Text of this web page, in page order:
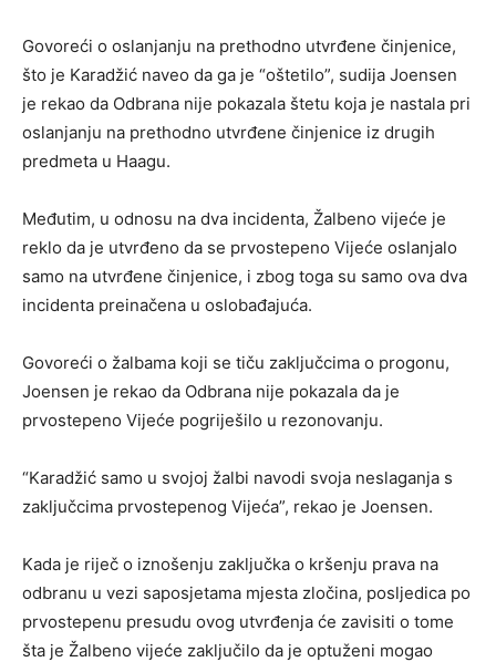
Govoreći o oslanjanju na prethodno utvrđene činjenice,
što je Karadžić naveo da ga je “oštetilo”, sudija Joensen
je rekao da Odbrana nije pokazala štetu koja je nastala pri
oslanjanju na prethodno utvrđene činjenice iz drugih
predmeta u Haagu.
Međutim, u odnosu na dva incidenta, Žalbeno vijeće je
reklo da je utvrđeno da se prvostepeno Vijeće oslanjalo
samo na utvrđene činjenice, i zbog toga su samo ova dva
incidenta preinačena u oslobađajuća.
Govoreći o žalbama koji se tiču zaključcima o progonu,
Joensen je rekao da Odbrana nije pokazala da je
prvostepeno Vijeće pogriješilo u rezonovanju.
“Karadžić samo u svojoj žalbi navodi svoja neslaganja s
zaključcima prvostepenog Vijeća”, rekao je Joensen.
Kada je riječ o iznošenju zaključka o kršenju prava na
odbranu u vezi saposjetama mjesta zločina, posljedica po
prvostepenu presudu ovog utvrđenja će zavisiti o tome
šta je Žalbeno vijeće zaključilo da je optuženi mogao